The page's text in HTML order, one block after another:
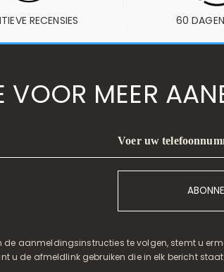
RECENSIES 60
VOOR MEER
Voer uw
aanmeldingsinstructies te volgen, stemt u
u de afmeldlink gebruiken die in elk bericht